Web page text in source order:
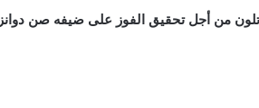
من أجل تحقيق الفوز على ضيفه صن دوانز